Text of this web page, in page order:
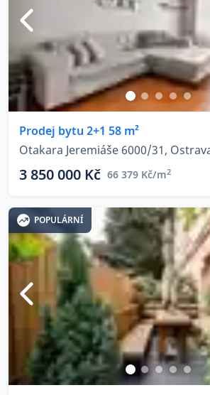
Prodej bytu 2+1 58 m²
3 850 000 Kč 66 379 Kč/m2
POPULÁRNÍ